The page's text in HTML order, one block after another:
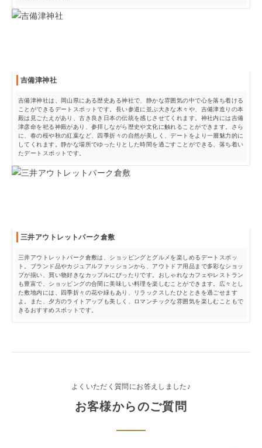
吉備津神社
吉備津神社は、岡山県にある歴史ある神社で、静かな雰囲気の中で心を落ち着ける
ことができるデートスポットです。長い参道に並ぶ大きな木々や、吉備津造りの本
殿は見ごたえがあり、古き良き日本の伝統を感じさせてくれます。神社内には吉備
津彦命を祀る神殿があり、参拝しながら歴史や文化に触れることができます。さら
に、春の桜や秋の紅葉など、四季折々の自然が美しく、デートをより一層魅力的に
してくれます。静かな場所でゆったりとした時間を過ごすことができる、落ち着い
たデートスポットです。
三井アウトレットパーク倉敷
三井アウトレットパーク倉敷は、ショッピングとグルメを楽しめるデートスポッ
ト。ブランド品やカジュアルファッションから、アウトドア用品まで多彩なショッ
プが揃い、買い物好きなカップルにぴったりです。おしゃれなカフェやレストラン
も豊富で、ショッピングの合間に美味しい料理を楽しむことができます。広々とし
た敷地内には、四季折々の花や緑もあり、リラックスしたひとときを過ごせます
よ。また、夕方のライトアップも美しく、ロマンチックな雰囲気を楽しむこともで
きるおすすめスポットです。
よくいただく質問にお答えしました♪
お客様からのご質問